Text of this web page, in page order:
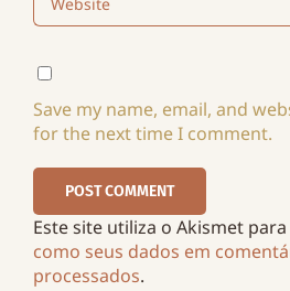
Save my name, email, and
for the next time I comment.
Este site utiliza o Akismet
como seus dados em
processados.